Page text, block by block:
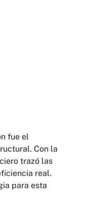
fue el
Con la
trazó las
real.
para esta